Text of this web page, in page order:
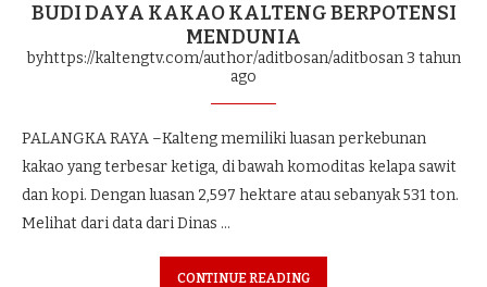
BUDI DAYA KAKAO KALTENG BERPOTENSI
MENDUNIA
byhttps://kaltengtv.com/author/aditbosan/aditbosan3 tahun
ago
PALANGKA RAYA –Kalteng memiliki luasan perkebunan
kakao yang terbesar ketiga, di bawah komoditas kelapa sawit
dan kopi. Dengan luasan 2,597 hektare atau sebanyak 531 ton.
Melihat dari data dari Dinas …
CONTINUE READING